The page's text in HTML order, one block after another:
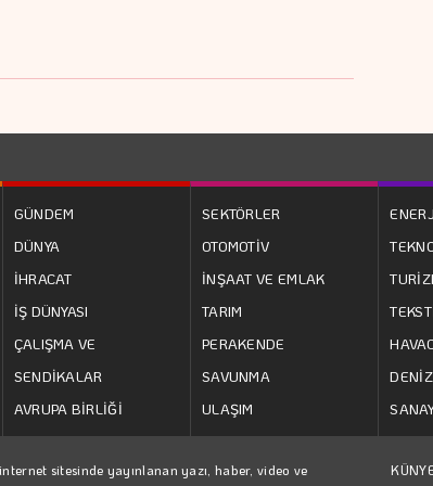
GÜNDEM
DÜNYA
İHRACAT
İŞ DÜNYASI
ÇALIŞMA VE
SENDİKALAR
AVRUPA BİRLİĞİ
SEKTÖRLER
OTOMOTİV
İNŞAAT VE EMLAK
TARIM
PERAKENDE
SAVUNMA
ULAŞIM
sitesinde yayınlanan yazı, haber, video ve